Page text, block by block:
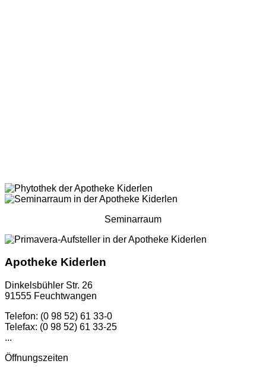
Seminarraum
Apotheke Kiderlen
Dinkelsbühler Str. 26
91555 Feuchtwangen
Telefon: (0 98 52) 61 33-0
Telefax: (0 98 52) 61 33-25
...
Öffnungszeiten